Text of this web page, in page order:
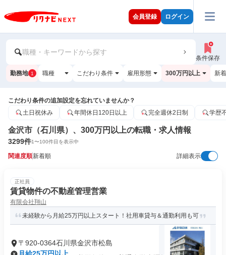
会員登録 ログイン
職種・キーワードから探す
条件保存
勤務地 1 職種 こだわり条件 雇用形態 300万円以上 新
こだわり条件の追加設定を忘れていませんか？
土日祝休み
年間休日120日以上 完全週休2日制 学歴
金沢市（石川県）、300万円以上の転職・求人情報
3299件1〜100件目を表示中
関連度順新着順 詳細表示
正社員
賃貸物件の不動産管理営業
有限会社翔山
未経験から月給25万円以上スタート！社用車貸与＆通勤利用も可
〒920-0364石川県金沢市松島